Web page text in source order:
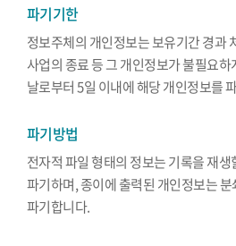
파기기한
정보주체의 개인정보는 보유기간 경과
사업의 종료 등 그 개인정보가 불필요
날로부터 5일 이내에 해당 개인정보를
파기방법
전자적 파일 형태의 정보는 기록을 재
파기하며, 종이에 출력된 개인정보는
파기합니다.